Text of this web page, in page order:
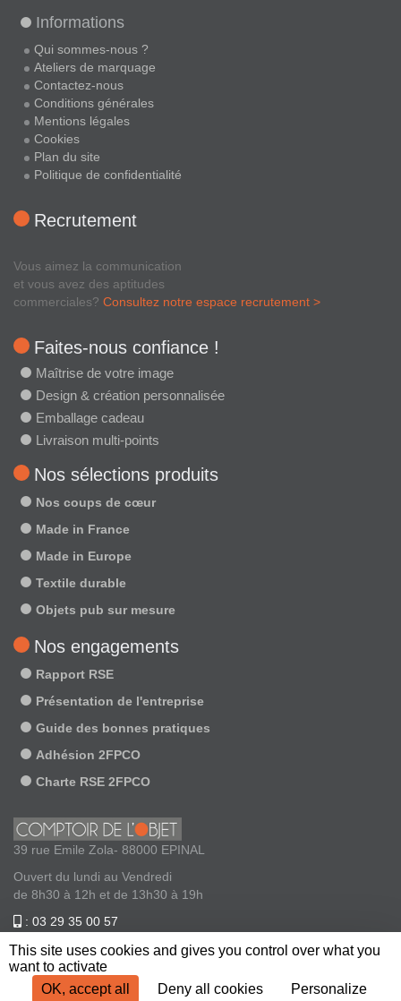
Informations
Qui sommes-nous ?
Ateliers de marquage
Contactez-nous
Conditions générales
Mentions légales
Cookies
Plan du site
Politique de confidentialité
Recrutement
Vous aimez la communication
et vous avez des aptitudes
commerciales? Consultez notre espace recrutement >
Faites-nous confiance !
Maîtrise de votre image
Design & création personnalisée
Emballage cadeau
Livraison multi-points
Nos sélections produits
Nos coups de cœur
Made in France
Made in Europe
Textile durable
Objets pub sur mesure
Nos engagements
Rapport RSE
Présentation de l'entreprise
Guide des bonnes pratiques
Adhésion 2FPCO
Charte RSE 2FPCO
39 rue Emile Zola- 88000 EPINAL
Ouvert du lundi au Vendredi
de 8h30 à 12h et de 13h30 à 19h
: 03 29 35 00 57
This site uses cookies and gives you control over what you
want to activate
OK, accept all
Deny all cookies Personalize